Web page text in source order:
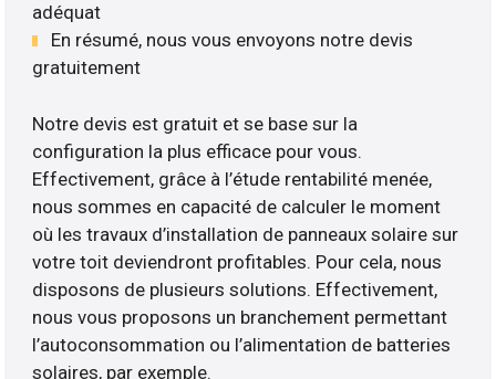
adéquat
En résumé, nous vous envoyons notre devis
gratuitement
Notre devis est gratuit et se base sur la
configuration la plus efficace pour vous.
Effectivement, grâce à l’étude rentabilité menée,
nous sommes en capacité de calculer le moment
où les travaux d’installation de panneaux solaire sur
votre toit deviendront profitables. Pour cela, nous
disposons de plusieurs solutions. Effectivement,
nous vous proposons un branchement permettant
l’autoconsommation ou l’alimentation de batteries
solaires, par exemple.